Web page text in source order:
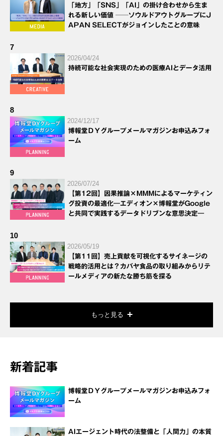
「地方」「SNS」「AI」の掛け合わせから生ま
れる新しい価値 ──ソウルドアウトグループにJ
APAN SELECTがジョインしたことの意味
7
2026/04/24
持続可能な社会実現のための医療AIとデータ活用
8
2024/12/17
博報堂ＤＹグループメールマガジンお申込みフォ
ーム
9
2026/07/24
【第12回】因果推論×MMMによるマーケティン
グ投資の最適化―エディオン×博報堂がGoogle
と共同で実践するデータドリブンな意思決定―
10
2026/05/19
【第11回】売上貢献を可視化するサイネージの
戦略的活用とは？カバヤ食品の取り組みからリテ
ールメディアの新たな勝ち筋を探る
もっと見る
新着記事
博報堂ＤＹグループメールマガジンお申込みフォ
ーム
AIエージェント時代の法整備と「人間力」の本質